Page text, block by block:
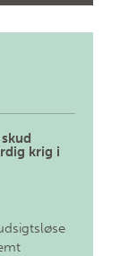
krig i